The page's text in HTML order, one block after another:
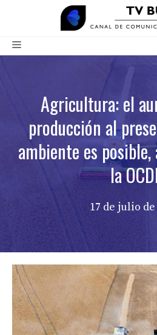
contenido
Menú
Agricultura: el
producción al
ambiente es
la
17 de julio de